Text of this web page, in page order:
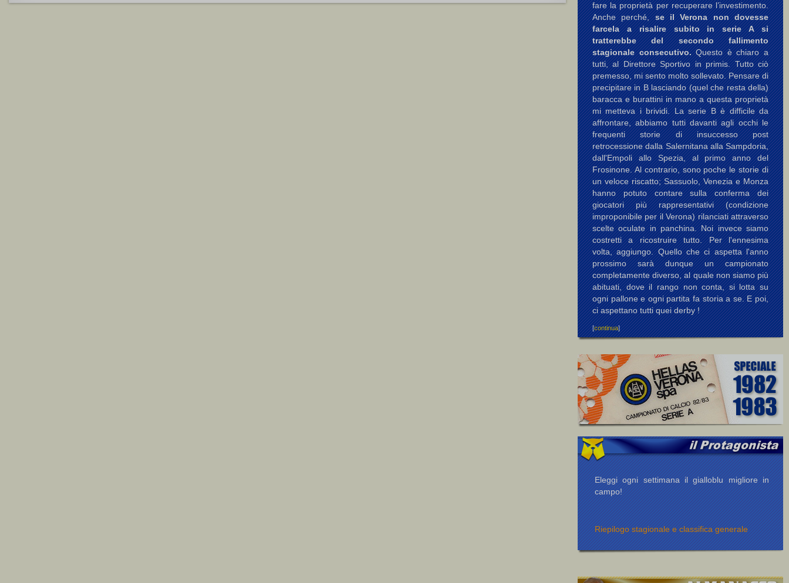
fare la proprietà per recuperare l’investimento.
Anche perché,se il Verona non dovesse
farcela a risalire subito in serie A si
tratterebbe del secondo fallimento
stagionale consecutivo.Questo è chiaro a
tutti, al Direttore Sportivo in primis. Tutto ciò
premesso, mi sento molto sollevato. Pensare di
precipitare in B lasciando (quel che resta della)
baracca e burattini in mano a questa proprietà
mi metteva i brividi. La serie B è difficile da
affrontare, abbiamo tutti davanti agli occhi le
frequenti storie di insuccesso post
retrocessione dalla Salernitana alla Sampdoria,
dall'Empoli allo Spezia, al primo anno del
Frosinone. Al contrario, sono poche le storie di
un veloce riscatto; Sassuolo, Venezia e Monza
hanno potuto contare sulla conferma dei
giocatori più rappresentativi (condizione
improponibile per il Verona) rilanciati attraverso
scelte oculate in panchina. Noi invece siamo
costretti a ricostruire tutto. Per l'ennesima
volta, aggiungo. Quello che ci aspetta l'anno
prossimo sarà dunque un campionato
completamente diverso, al quale non siamo più
abituati, dove il rango non conta, si lotta su
ogni pallone e ogni partita fa storia a se. E poi,
ci aspettano tutti quei derby !
[continua]
Eleggi ogni settimana il gialloblu migliore in
campo!
Riepilogo stagionale e classifica generale